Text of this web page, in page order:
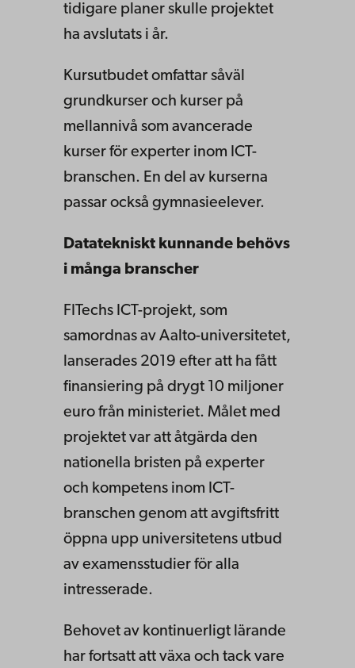
tidigare planer skulle projektet
ha avslutats i år.
Kursutbudet omfattar såväl
grundkurser och kurser på
mellannivå som avancerade
kurser för experter inom ICT-
branschen. En del av kurserna
passar också gymnasieelever.
Datatekniskt kunnande behövs
i många branscher
FITechs ICT-projekt, som
samordnas av Aalto-universitetet,
lanserades 2019 efter att ha fått
finansiering på drygt 10 miljoner
euro från ministeriet. Målet med
projektet var att åtgärda den
nationella bristen på experter
och kompetens inom ICT-
branschen genom att avgiftsfritt
öppna upp universitetens utbud
av examensstudier för alla
intresserade.
Behovet av kontinuerligt lärande
har fortsatt att växa och tack vare